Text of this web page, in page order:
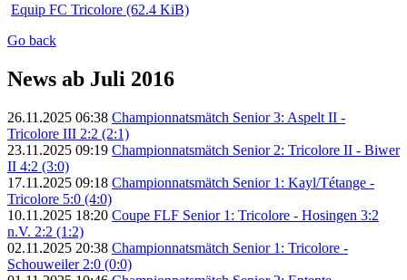
Equip FC Tricolore (62.4 KiB)
Go back
News ab Juli 2016
26.11.2025 06:38 Championnatsmätch Senior 3: Aspelt II -
Tricolore III 2:2 (2:1)
23.11.2025 09:19 Championnatsmätch Senior 2: Tricolore II - Biwer
II 4:2 (3:0)
17.11.2025 09:18 Championnatsmätch Senior 1: Kayl/Tétange -
Tricolore 5:0 (4:0)
10.11.2025 18:20 Coupe FLF Senior 1: Tricolore - Hosingen 3:2
n.V. 2:2 (1:2)
02.11.2025 20:38 Championnatsmätch Senior 1: Tricolore -
Schouweiler 2:0 (0:0)